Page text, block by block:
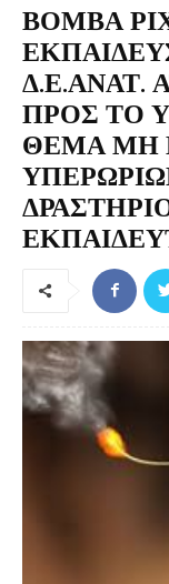
ΒΟΜΒΑ
Δ.Ε.ΑΝΑΤ.
ΠΡΟΣ ΤΟ
ΘΕΜΑ ΜΗ